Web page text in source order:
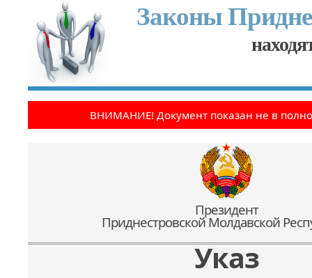
Законы
ВНИМАНИЕ! Документ показан не в
Президент
Приднестровской Молдавской
Указ